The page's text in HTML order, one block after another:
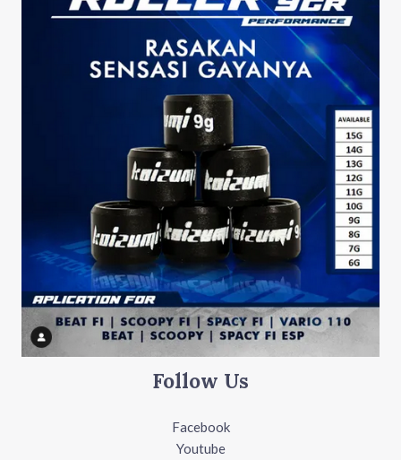
Follow Us
Facebook
Youtube